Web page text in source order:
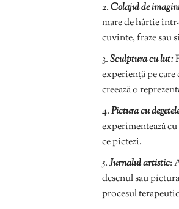
Colajul de
mare de hârtie
cuvinte, fraze sau
Sculptura cu lut:
experiență pe
creează o
Pictura cu
experimentează
ce pictezi.
Jurnalul artistic:
desenul sau
procesul